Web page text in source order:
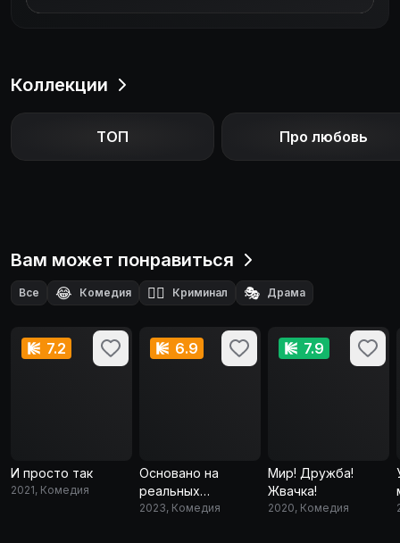
Коллекции
ТОП Про любовь
Вам может понравиться
Все 😂 Комедия 🕵️‍♂️ Криминал 🎭 Драма
7.2
И просто так
2021, Комедия
6.9
Основано на
реальных
событиях
2023, Комедия
7.9
Мир! Дружба!
Жвачка!
2020, Комедия